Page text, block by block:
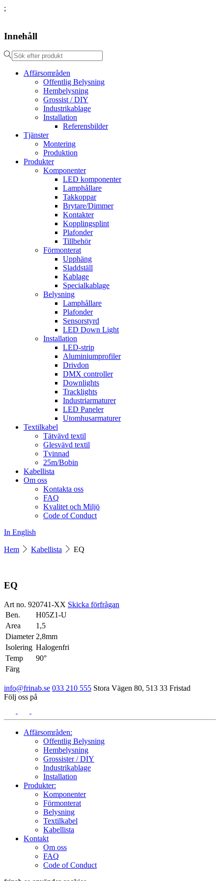
;
Innehåll
Affärsområden
Offentlig Belysning
Hembelysning
Grossist / DIY
Industrikablage
Installation
Referensbilder
Tjänster
Montering
Produktion
Produkter
Komponenter
LED komponenter
Lamphållare
Takkoppar
Brytare/Dimmer
Kontakter
Kopplingsplint
Plafonder
Tillbehör
Förmonterat
Upphäng
Sladdställ
Kablage
Specialkablage
Belysning
Lamphållare
Plafonder
Sensorstyrd
LED Down Light
Installation
LED-strip
Aluminiumprofiler
Drivdon
DMX controller
Downlights
Tracklights
Industriarmaturer
LED Paneler
Utomhusarmaturer
Textilkabel
Tätvävd textil
Glesvävd textil
Tvinnad
25m/Bobin
Kabellista
Om oss
Kontakta oss
FAQ
Kvalitet och Miljö
Code of Conduct
In English
Hem Kabellista EQ
EQ
Art no. 920741-XX Skicka förfrågan
Ben.
H05Z1-U
Area
1,5
Diameter 2,8mm
Isolering Halogenfri
Temp
90°
Färg
info@frinab.se 033 210 555 Stora Vägen 80, 513 33 Fristad
Följ oss på
Affärsområden:
Offentlig Belysning
Hembelysning
Grossister / DIY
Industrikablage
Installation
Produkter:
Komponenter
Förmonterat
Belysning
Textilkabel
Kabellista
Kontakt
Om oss
FAQ
Code of Conduct